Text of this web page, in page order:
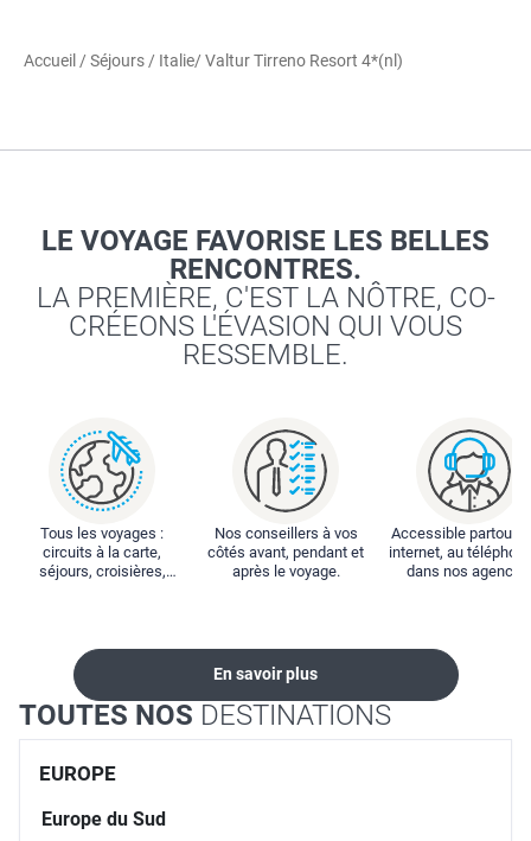
Accueil /Séjours / Italie/ Valtur Tirreno Resort 4*(nl)
LE VOYAGE FAVORISE LES BELLES
RENCONTRES.
LA PREMIÈRE, C'EST LA NÔTRE, CO-
CRÉEONS L'ÉVASION QUI VOUS
RESSEMBLE.
Tous les voyages :
circuits à la carte,
séjours, croisières,
Nos conseillers à vos
côtés avant, pendant et
après le voyage.
Accessible partout :
internet, au
dans nos
En savoir plus
TOUTES NOS DESTINATIONS
EUROPE
Europe du Sud